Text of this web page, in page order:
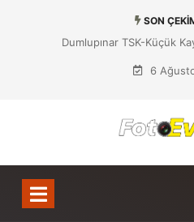
SON
Dumlupınar TSK-
6